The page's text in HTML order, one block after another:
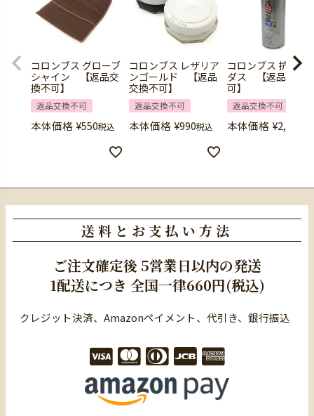
コロンブス グローブ
シャイン 【返品交
換不可】
返品交換不可
本体価格 ¥550税込
コロンブス レザリア
ンゴールド 【返品
交換不可】
返品交換不可
本体価格 ¥990税込
コロンブス 抗菌ア
ダス 【返品交換
可】
返品交換不可
本体価格 ¥2,420
送料とお支払い方法
ご注文確定後5営業日以内の発送
1配送につき 全国一律660円(税込)
クレジット決済、Amazonペイメント、代引き、銀行振込